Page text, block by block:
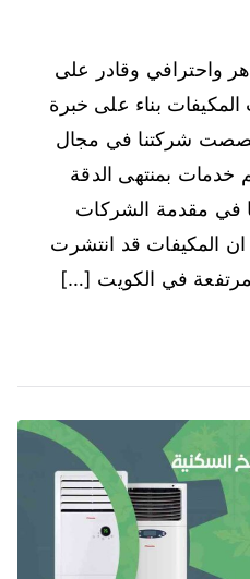
واحترافي وقادر على
بناء على خبرة
تخصصت شركتنا في مجال
خدمات بمنتهى الدقة
في مقدمة الشركات
ان المكيفات قد انتشرت
في الكويت […]